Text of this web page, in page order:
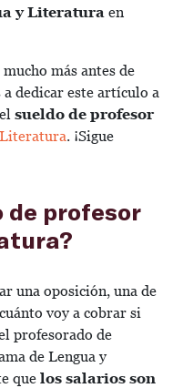
y Literatura en
más antes de
dedicar este artículo a
sueldo de profesor
Literatura. ¡Sigue
de profesor
una oposición, una de
voy a cobrar si
profesorado de
de Lengua y
que los salarios son